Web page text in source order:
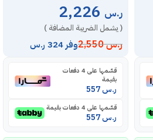
ر.س
( يشمل الضريبة المضافة )
ر.س2,550 وفر 324 ر.س
قسّمها على 4 دفعات
بقيمة
ر.س
قسّمها على 4 دفعات بقيمة
ر.س